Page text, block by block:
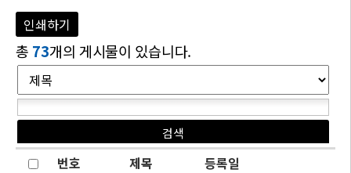
인쇄하기
총 73개의 게시물이 있습니다.
번호 제목 등록일